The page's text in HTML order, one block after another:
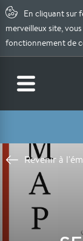
En cliquant sur
merveilleux site,
fonctionnement de
Revenir à